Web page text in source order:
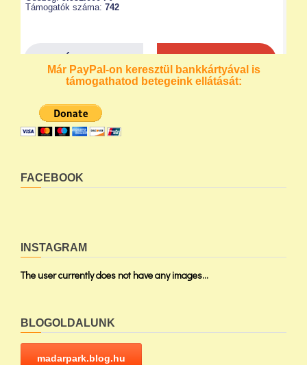
Már PayPal-on keresztül bankkártyával is
támogathatod betegeink ellátását:
FACEBOOK
INSTAGRAM
The user currently does not have any images...
BLOGOLDALUNK
madarpark.blog.hu